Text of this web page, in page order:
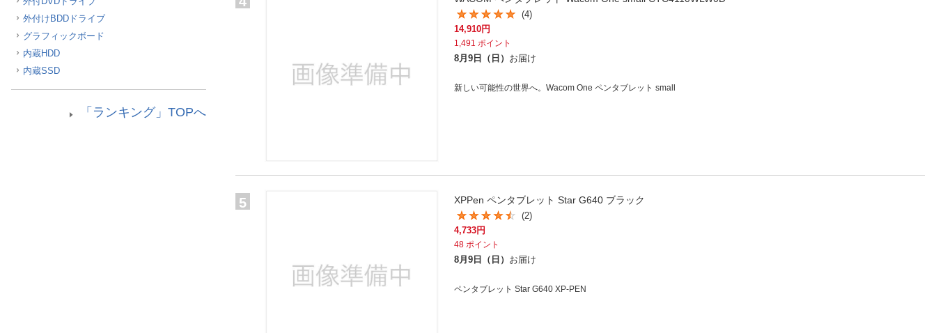
外付けBDDドライブ
グラフィックボード
内蔵HDD
内蔵SSD
「ランキング」TOPへ
(4)
14,910円
1,491 ポイント
8月9日（日） お届け
新しい可能性の世界へ。Wacom One ペンタブレット small
5 XPPen ペンタブレット Star G640 ブラック
(2)
4,733円
48 ポイント
8月9日（日） お届け
ペンタブレット Star G640 XP-PEN